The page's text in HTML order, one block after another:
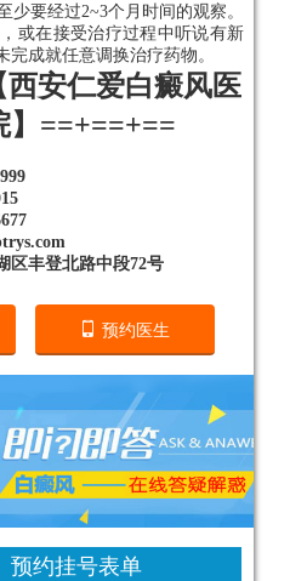
少要经过2~3个月时间的观察。
或在接受治疗过程中听说有新
完成就任意调换治疗药物。
西安仁爱白癜风医
】==+==+==
区丰登北路中段72号
预约医生
预约挂号表单